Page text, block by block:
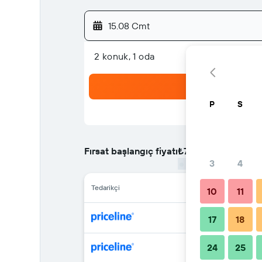
15.08 Cmt
2 konuk, 1 oda
Fırsat başlangıç fiyatı₺7.960
Tedarikçi
P S
3 4
10 11
17 18
24 25